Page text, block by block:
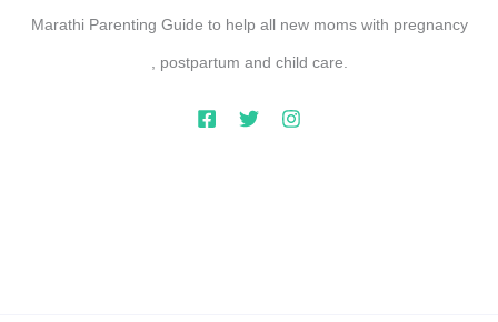
Marathi Parenting Guide to help all new moms with pregnancy
, postpartum and child care.